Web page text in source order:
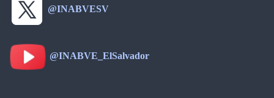
@INABVESV
@INABVE_ElSalvador